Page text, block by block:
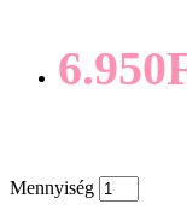
Mennyiség